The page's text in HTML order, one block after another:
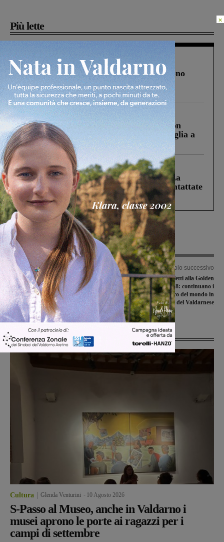
Più lette
Cronaca 4 Agosto 2026
Un anno fa la strage in A1 in cui morirono
Gianni, Giulia e Franco. Lo schianto, il
processo, lo stop ai sorpassi fra tir....
Cronaca 3 Agosto 2026
Scomparso da una struttura di Castiglion
Fiorentino l’uomo che aveva ucciso la figlia a
Levane nel 2020
Cronaca 5 Agosto 2026
Continuano le ricerche di Miah Billal. La
Prefettura: “In caso di avvistamento contattate
il 112”
Articolo precedente
Lara Mori e Stefania Bucci: storia di
un successo sudato e meritato
Articolo successivo
Francesco Cappelletti alla Golden
Globe Race 2018: continuano i
preparativi per il giro del mondo in
solitaria del Valdarnese
Ultime Notizie
Cultura Glenda Venturini 10 Agosto 2026
S-Passo al Museo, anche in Valdarno i
musei aprono le porte ai ragazzi per i
campi di settembre
×